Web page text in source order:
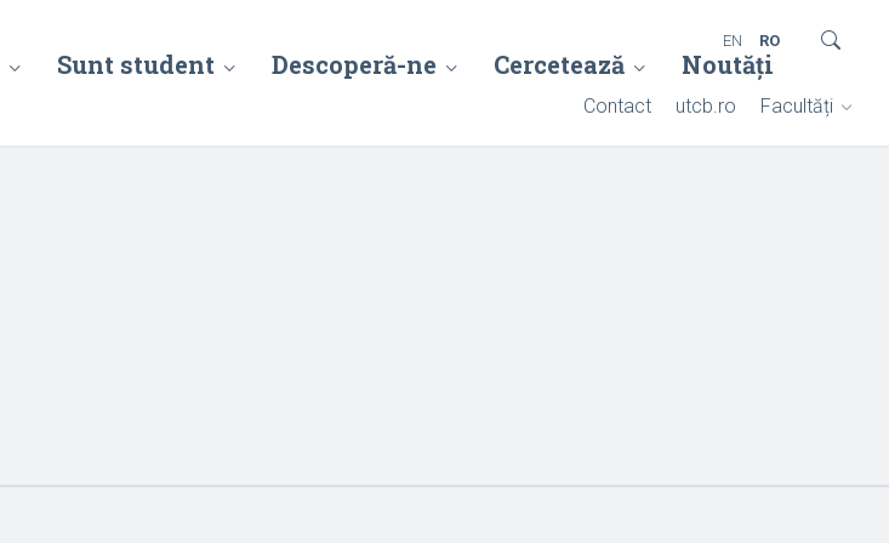
Sunt student Descoperă-ne Cercetează Noutăți
Contact utcb.ro Facultăți
EN RO